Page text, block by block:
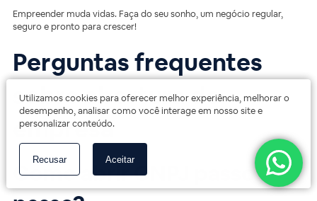
Utilizamos cookies para oferecer melhor experiência, melhorar o
desempenho, analisar como você interage em nosso site e
personalizar conteúdo.
Recusar Aceitar
Empreender muda vidas. Faça do seu sonho, um negócio regular,
seguro e pronto para crescer!
Perguntas frequentes
sobre abertura de
empresa
Como abrir CNPJ passo a